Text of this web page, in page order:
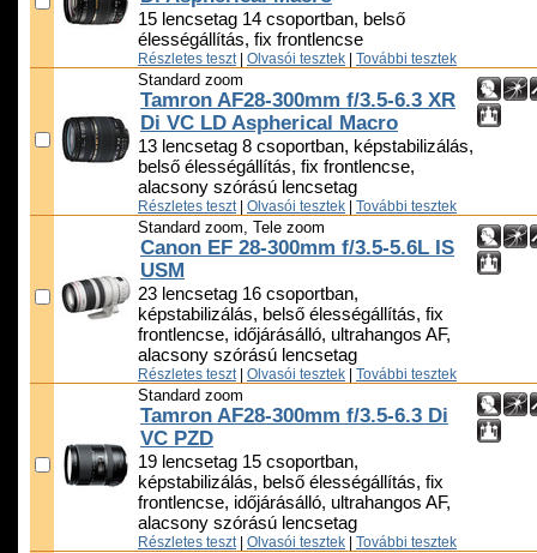
15 lencsetag 14 csoportban, belső
élességállítás, fix frontlencse
Részletes teszt Olvasói tesztek További tesztek
Standard zoom
Tamron AF28-300mm f/3.5-6.3 XR
Di VC LD Aspherical Macro
13 lencsetag 8 csoportban, képstabilizálás,
belső élességállítás, fix frontlencse,
alacsony szórású lencsetag
Részletes teszt Olvasói tesztek További tesztek
Standard zoom, Tele zoom
Canon EF 28-300mm f/3.5-5.6L IS
USM
23 lencsetag 16 csoportban,
képstabilizálás, belső élességállítás, fix
frontlencse, időjárásálló, ultrahangos AF,
alacsony szórású lencsetag
Részletes teszt Olvasói tesztek További tesztek
Standard zoom
Tamron AF28-300mm f/3.5-6.3 Di
VC PZD
19 lencsetag 15 csoportban,
képstabilizálás, belső élességállítás, fix
frontlencse, időjárásálló, ultrahangos AF,
alacsony szórású lencsetag
Részletes teszt Olvasói tesztek További tesztek